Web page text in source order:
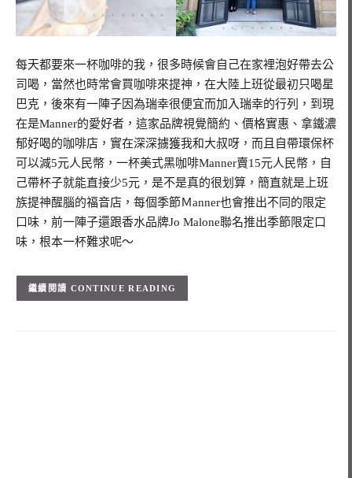
每天都要來一杯咖啡的我，很多時候會自己在家裡泡好帶去公
司喝，當然也時常會買咖啡來提神，在大陸上班從最初只喝星
巴克，後來有一陣子因為瑞幸很便宜而加入瑞幸的行列，到現
在是Manner的愛好者，這家品牌視覺簡約、價格實惠、拿鐵濃
郁好喝的咖啡店，實在深深擄獲我和大叔呀，而且自帶環保杯
可以減5元人民幣，一杯美式黑咖啡Manner賣15元人民幣，自
己帶杯子就能直接少5元，是不是真的很划算，簡直就是上班
族提神醒腦的福音店，每個季節Ｍanner也會推出不同的限定
口味，前一陣子還跟香水品牌Jo Malone聯名推出季節限定口
味，根本一杯難求呢～
CONTINUE READING